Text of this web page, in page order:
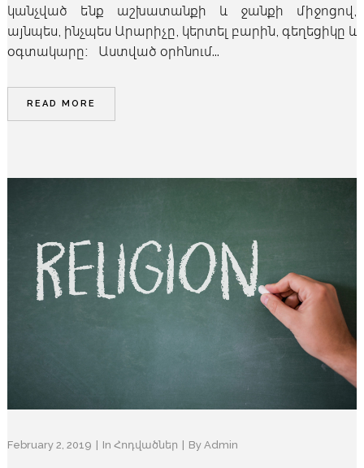
կանչված ենք աշխատանքի և ջանքի միջոցով,
այնպես, ինչպես Արարիչը, կերտել բարին, գեղեցիկը և
օգտակարը։ Աստված օրհնում...
READ MORE
February 2, 2019 In Հոդվածներ By Admin